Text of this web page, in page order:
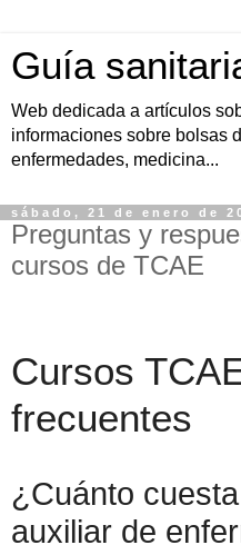
Guía
Web dedicada a artículos
informaciones sobre bolsas
enfermedades, medicina...
sábado, 21 de enero de
Preguntas y
cursos de TCAE
Cursos
frecuentes
¿Cuánto
auxiliar de